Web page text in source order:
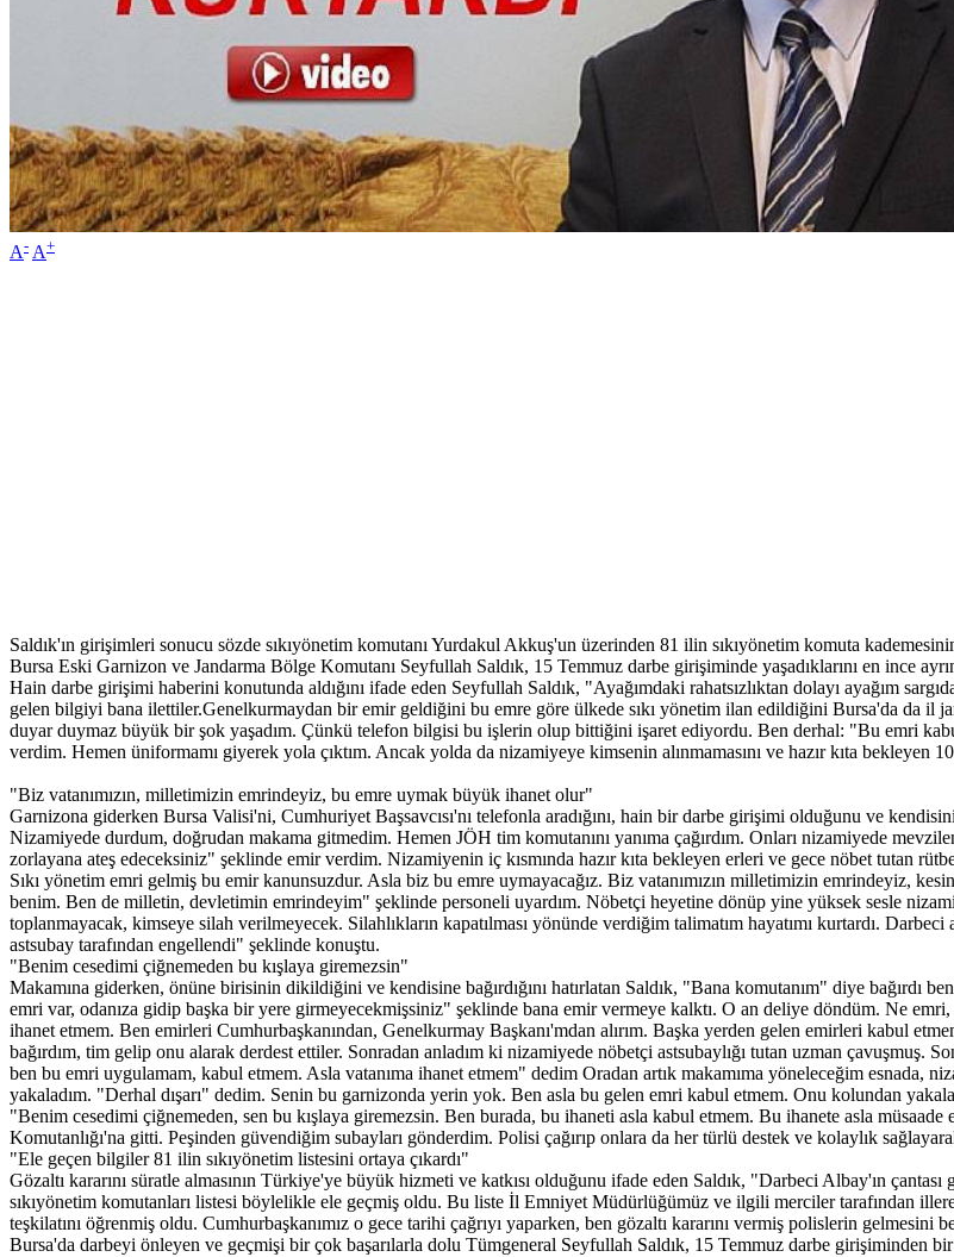
A- A+
Saldık'ın girişimleri sonucu sözde sıkıyönetim komutanı Yurdakul Akkuş'un üzerinden 81 ilin sıkıyönetim komuta
Bursa Eski Garnizon ve Jandarma Bölge Komutanı Seyfullah Saldık, 15 Temmuz darbe girişiminde yaşadıklarını en ince
Hain darbe girişimi haberini konutunda aldığını ifade eden Seyfullah Saldık, "Ayağımdaki rahatsızlıktan dolayı ayağım
gelen bilgiyi bana ilettiler.Genelkurmaydan bir emir geldiğini bu emre göre ülkede sıkı yönetim ilan edildiğini Bursa'da da il
duyar duymaz büyük bir şok yaşadım. Çünkü telefon bilgisi bu işlerin olup bittiğini işaret ediyordu. Ben derhal: "Bu emri
verdim. Hemen üniformamı giyerek yola çıktım. Ancak yolda da nizamiyeye kimsenin alınmamasını ve hazır kıta
"Biz vatanımızın, milletimizin emrindeyiz, bu emre uymak büyük ihanet olur"
Garnizona giderken Bursa Valisi'ni, Cumhuriyet Başsavcısı'nı telefonla aradığını, hain bir darbe girişimi olduğunu ve
Nizamiyede durdum, doğrudan makama gitmedim. Hemen JÖH tim komutanını yanıma çağırdım. Onları nizamiyede
zorlayana ateş edeceksiniz" şeklinde emir verdim. Nizamiyenin iç kısmında hazır kıta bekleyen erleri ve gece nöbet tutan
Sıkı yönetim emri gelmiş bu emir kanunsuzdur. Asla biz bu emre uymayacağız. Biz vatanımızın milletimizin emrindeyiz,
benim. Ben de milletin, devletimin emrindeyim" şeklinde personeli uyardım. Nöbetçi heyetine dönüp yine yüksek sesle
toplanmayacak, kimseye silah verilmeyecek. Silahlıkların kapatılması yönünde verdiğim talimatım hayatımı kurtardı.
astsubay tarafından engellendi" şeklinde konuştu.
"Benim cesedimi çiğnemeden bu kışlaya giremezsin"
Makamına giderken, önüne birisinin dikildiğini ve kendisine bağırdığını hatırlatan Saldık, "Bana komutanım" diye bağırdı
emri var, odanıza gidip başka bir yere girmeyecekmişsiniz" şeklinde bana emir vermeye kalktı. O an deliye döndüm. Ne
ihanet etmem. Ben emirleri Cumhurbaşkanından, Genelkurmay Başkanı'mdan alırım. Başka yerden gelen emirleri kabul
bağırdım, tim gelip onu alarak derdest ettiler. Sonradan anladım ki nizamiyede nöbetçi astsubaylığı tutan uzman
ben bu emri uygulamam, kabul etmem. Asla vatanıma ihanet etmem" dedim Oradan artık makamıma yöneleceğim esnada,
yakaladım. "Derhal dışarı" dedim. Senin bu garnizonda yerin yok. Ben asla bu gelen emri kabul etmem. Onu kolundan
"Benim cesedimi çiğnemeden, sen bu kışlaya giremezsin. Ben burada, bu ihaneti asla kabul etmem. Bu ihanete asla
Komutanlığı'na gitti. Peşinden güvendiğim subayları gönderdim. Polisi çağırıp onlara da her türlü destek ve kolaylık
"Ele geçen bilgiler 81 ilin sıkıyönetim listesini ortaya çıkardı"
Gözaltı kararını süratle almasının Türkiye'ye büyük hizmeti ve katkısı olduğunu ifade eden Saldık, "Darbeci Albay'ın
sıkıyönetim komutanları listesi böylelikle ele geçmiş oldu. Bu liste İl Emniyet Müdürlüğümüz ve ilgili merciler tarafından
teşkilatını öğrenmiş oldu. Cumhurbaşkanımız o gece tarihi çağrıyı yaparken, ben gözaltı kararını vermiş polislerin
Bursa'da darbeyi önleyen ve geçmişi bir çok başarılarla dolu Tümgeneral Seyfullah Saldık, 15 Temmuz darbe girişiminden